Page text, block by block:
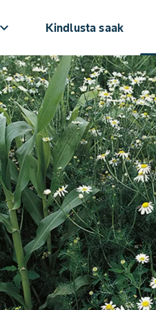
keyboard_arrow_down Kindlusta saak